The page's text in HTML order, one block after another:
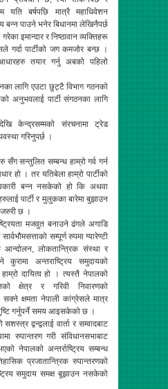
यति बर्षपछि मात्रै महाधिवेशन
बन्न पाउने भनेर बिधानमा लेखिनैपर्छ
इमान्दार र निष्ठावान व्यक्तिहरू
गर्दा पार्टीको जग कमजोर बन्छ ।
तयार गर्नु अबको पहिलो
लागि एउटा छुट्टै विभाग गठनको
अनुभवलाई पार्टी संगठनका लागि
केन्द्रसम्मको संरचनामा ट्रेड
गरिनुपर्छ ।
सँग सन्तुलित सम्बन्ध हाम्रो गर्व गर्न
हो । तर यतिबेला हाम्रो पार्टीको
बन्न नसकेको हो कि अथवा
पार्टी र मुलुकका बारेमा बुझाउन
छ ।
मजवुत बनाउने ढंगले अगाडि
सम्पूर्ण रुपमा ग्यारेण्टी
आन्दोलन, लोकतान्त्रिक संस्था र
अन्तराष्ट्रिय समुदायको
दायित्व हो । त्यस्तै नेपालको
क्षेत्र र गरिवी निवारणको
सक्ने क्षमता नेपाली कांग्रेसले मात्र
गर्नुपर्ने समय आइसकेको छ ।
द्वन्द्वलाई वार्ता र सम्वादबाट
रुपान्तरण गरी संविधानसभाबाट
नेपालको अन्तर्राष्ट्रिय सम्बन्ध
प्रजातान्त्रिक रुपान्तरणको
समुदाय समक्ष बूझाउन नसकेको